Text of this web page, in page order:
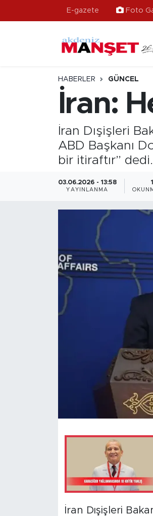
E-gazete Foto
HABERLER GÜNCEL
İran:
İran Dışişleri
ABD Başkanı
bir itiraftır” dedi.
03.06.2026 - 13:58
YAYINLANMA
İran Dışişleri
Ekonomi
Gündem
Özel Haber
Antalya Nöbetçi Eczaneler
Antalya Namaz Vakitleri
Antalya Trafik Yoğunluk
Süper Lig Puan Durumu ve
Tüm Manşetler
Son Dakika Haberleri